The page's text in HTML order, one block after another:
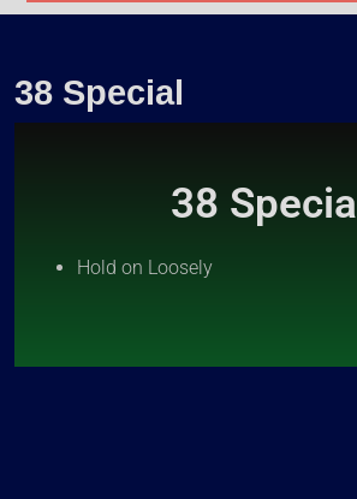
38 Special
38 Special
Hold on Loosely